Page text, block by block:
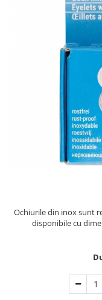
Ochiurile din inox sunt
disponibile cu